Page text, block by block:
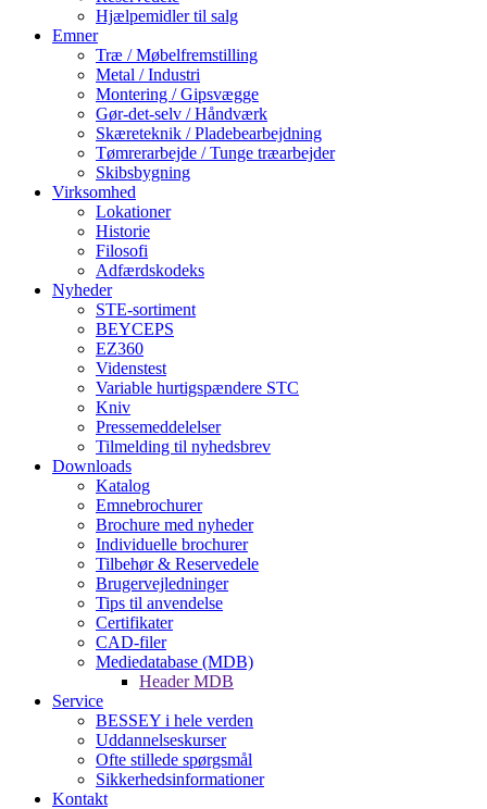
Hjælpemidler til salg
Emner
Træ / Møbelfremstilling
Metal / Industri
Montering / Gipsvægge
Gør-det-selv / Håndværk
Skæreteknik / Pladebearbejdning
Tømrerarbejde / Tunge træarbejder
Skibsbygning
Virksomhed
Lokationer
Historie
Filosofi
Adfærdskodeks
Nyheder
STE-sortiment
BEYCEPS
EZ360
Videnstest
Variable hurtigspændere STC
Kniv
Pressemeddelelser
Tilmelding til nyhedsbrev
Downloads
Katalog
Emnebrochurer
Brochure med nyheder
Individuelle brochurer
Tilbehør & Reservedele
Brugervejledninger
Tips til anvendelse
Certifikater
CAD-filer
Mediedatabase (MDB)
Header MDB
Service
BESSEY i hele verden
Uddannelseskurser
Ofte stillede spørgsmål
Sikkerhedsinformationer
Kontakt